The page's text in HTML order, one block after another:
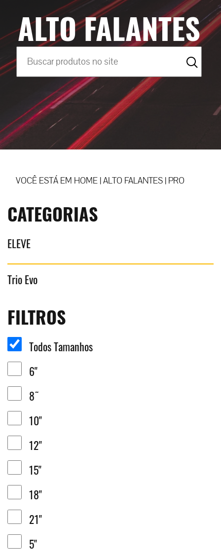
ALTO FALANTES
VOCÊ ESTÁ EM HOME |ALTO FALANTES | PRO
CATEGORIAS
ELEVE
Trio Evo
FILTROS
Todos Tamanhos
6"
8˜
10"
12"
15"
18"
21"
5"